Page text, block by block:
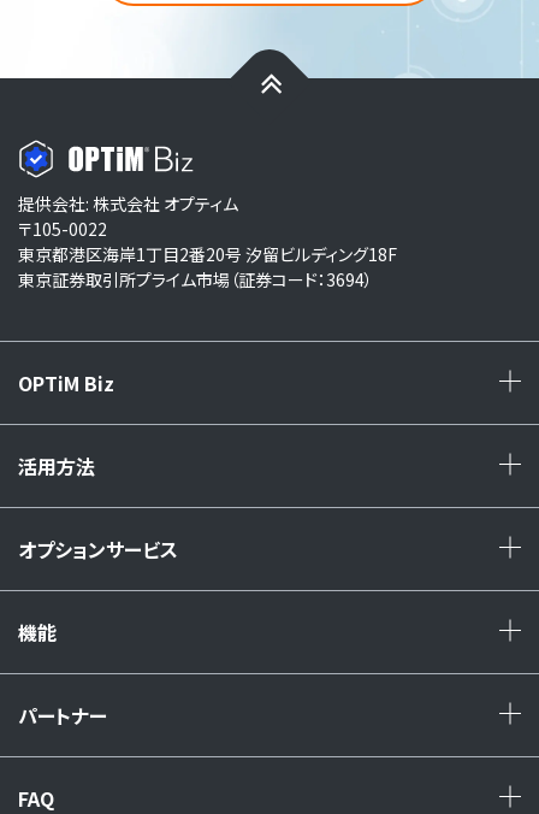
提供会社: 株式会社 オプティム
〒105-0022
東京都港区海岸1丁目2番20号 汐留ビルディング18F
東京証券取引所プライム市場（証券コード：3694）
OPTiM Biz
活用方法
オプションサービス
機能
パートナー
FAQ